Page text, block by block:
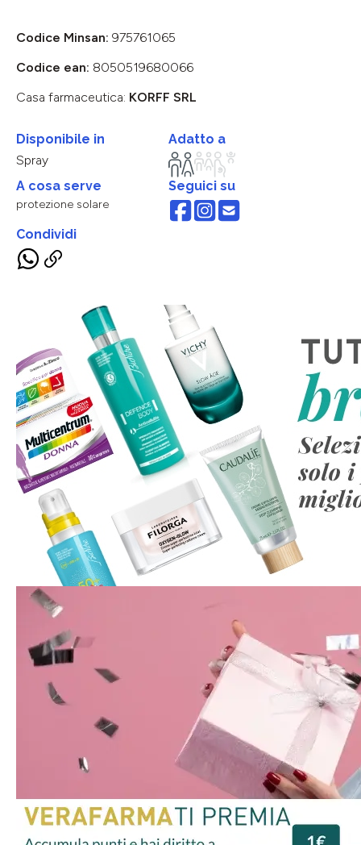
Codice Minsan: 975761065
Codice ean: 8050519680066
Casa farmaceutica: KORFF SRL
Disponibile in
Spray
Adatto a
A cosa serve
protezione solare
Seguici su
Condividi